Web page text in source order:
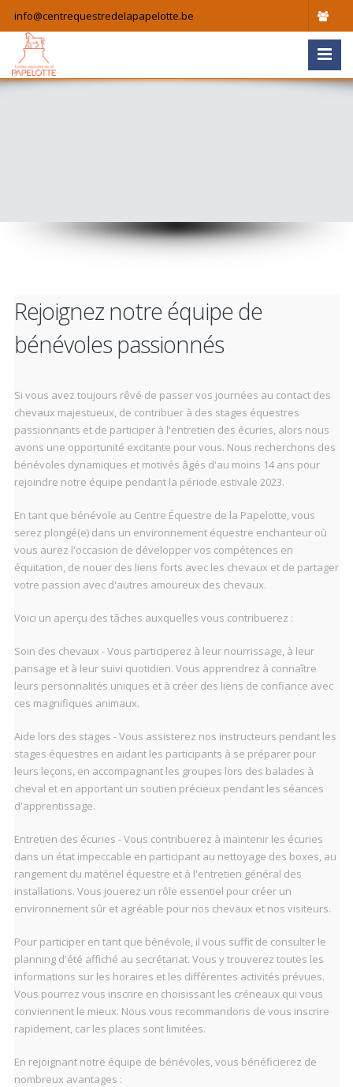
info@centrequestredelapapelotte.be
Rejoignez notre équipe de
bénévoles passionnés
Si vous avez toujours rêvé de passer vos journées au contact des
chevaux majestueux, de contribuer à des stages équestres
passionnants et de participer à l'entretien des écuries, alors nous
avons une opportunité excitante pour vous. Nous recherchons des
bénévoles dynamiques et motivés âgés d'au moins 14 ans pour
rejoindre notre équipe pendant la période estivale 2023.
En tant que bénévole au Centre Équestre de la Papelotte, vous
serez plongé(e) dans un environnement équestre enchanteur où
vous aurez l'occasion de développer vos compétences en
équitation, de nouer des liens forts avec les chevaux et de partager
votre passion avec d'autres amoureux des chevaux.
Voici un aperçu des tâches auxquelles vous contribuerez :
Soin des chevaux - Vous participerez à leur nourrissage, à leur
pansage et à leur suivi quotidien. Vous apprendrez à connaître
leurs personnalités uniques et à créer des liens de confiance avec
ces magnifiques animaux.
Aide lors des stages - Vous assisterez nos instructeurs pendant les
stages équestres en aidant les participants à se préparer pour
leurs leçons, en accompagnant les groupes lors des balades à
cheval et en apportant un soutien précieux pendant les séances
d'apprentissage.
Entretien des écuries - Vous contribuerez à maintenir les écuries
dans un état impeccable en participant au nettoyage des boxes, au
rangement du matériel équestre et à l'entretien général des
installations. Vous jouerez un rôle essentiel pour créer un
environnement sûr et agréable pour nos chevaux et nos visiteurs.
Pour participer en tant que bénévole, il vous suffit de consulter le
planning d'été affiché au secrétariat. Vous y trouverez toutes les
informations sur les horaires et les différentes activités prévues.
Vous pourrez vous inscrire en choisissant les créneaux qui vous
conviennent le mieux. Nous vous recommandons de vous inscrire
rapidement, car les places sont limitées.
En rejoignant notre équipe de bénévoles, vous bénéficierez de
nombreux avantages :